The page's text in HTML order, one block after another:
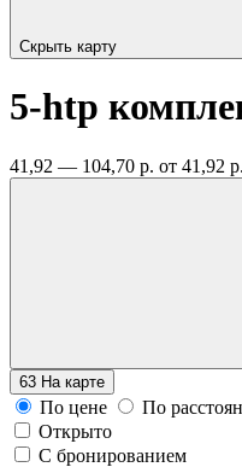
Скрыть карту
5-htp
41,92 — 104,70 р. от 41,92 р.
63 На карте
По цене
По
Открыто
С бронированием